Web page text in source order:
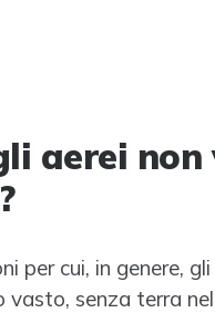
aerei
per cui, in genere,
vasto, senza terra